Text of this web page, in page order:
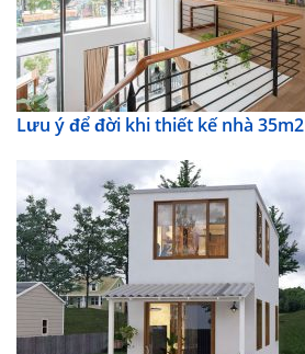
Lưu ý để đời khi thiết kế nhà